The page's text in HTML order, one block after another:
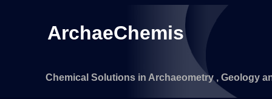
ArchaeChemis
Chemical Solutions in Archaeometry , Geology